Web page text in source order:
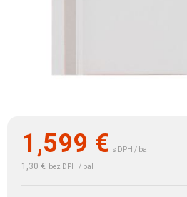
1,599 € s DPH / bal
1,30 € bez DPH / bal